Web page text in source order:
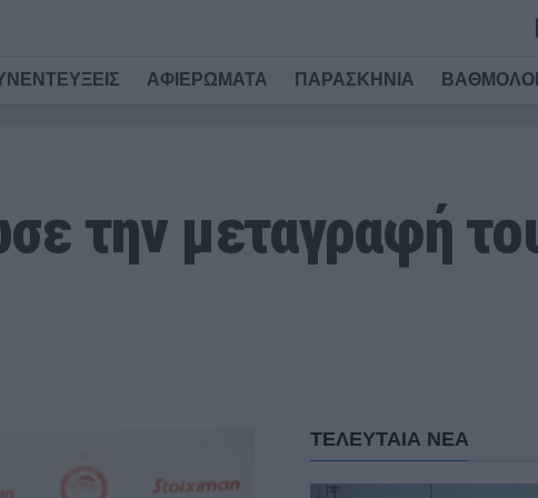
ΑΦΙΕΡΩΜΑΤΑ ΠΑΡΑΣΚΗΝΙΑ
την μεταγραφή
ΤΕΛΕΥΤΑΙΑ ΝΕΑ